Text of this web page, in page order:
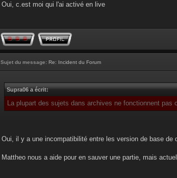
Oui, c.est moi qui l'ai activé en live
Sujet du message: Re: Incident du Forum
Supra06 a écrit:
La plupart des sujets dans archives ne fonctionnent pas
Oui, il y a une incompatibilité entre les version de base de
Mattheo nous a aide pour en sauver une partie, mais